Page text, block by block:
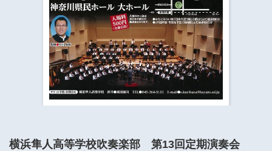
・ パイプオルガン
・ 神奈川県民ホールの取り組み
​​​​​​​​​​​​​神奈川県立県民ホール
ギャラリーSNS
横浜隼人高等学校吹奏楽部 第13回定期演奏会